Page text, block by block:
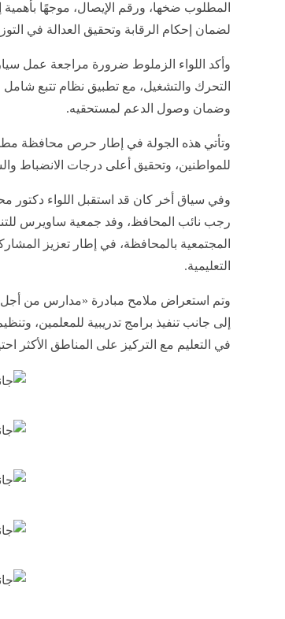
المطلوب ضخها، ورقم الإيصال، موجهًا
لضمان إحكام الرقابة وتحقيق العدالة في
وأكد اللواء الزملوط ضرورة مراجعة عمل
التحرك والتشغيل، مع تطبيق نظام تتبع
وضمان وصول الدعم لمستحقيه.
وتأتي هذه الجولة في إطار حرص محافظة
للمواطنين، وتحقيق أعلى درجات الانضباط
وفي سياق أخر كان قد استقبل اللواء دكتور
رجب نائب المحافظ، وفد جمعية ساويرس
المجتمعية بالمحافظة، في إطار تعزيز
التعليمية.
إلى جانب تنفيذ برامج تدريبية للمعلمين،
في التعليم مع التركيز على المناطق الأكثر